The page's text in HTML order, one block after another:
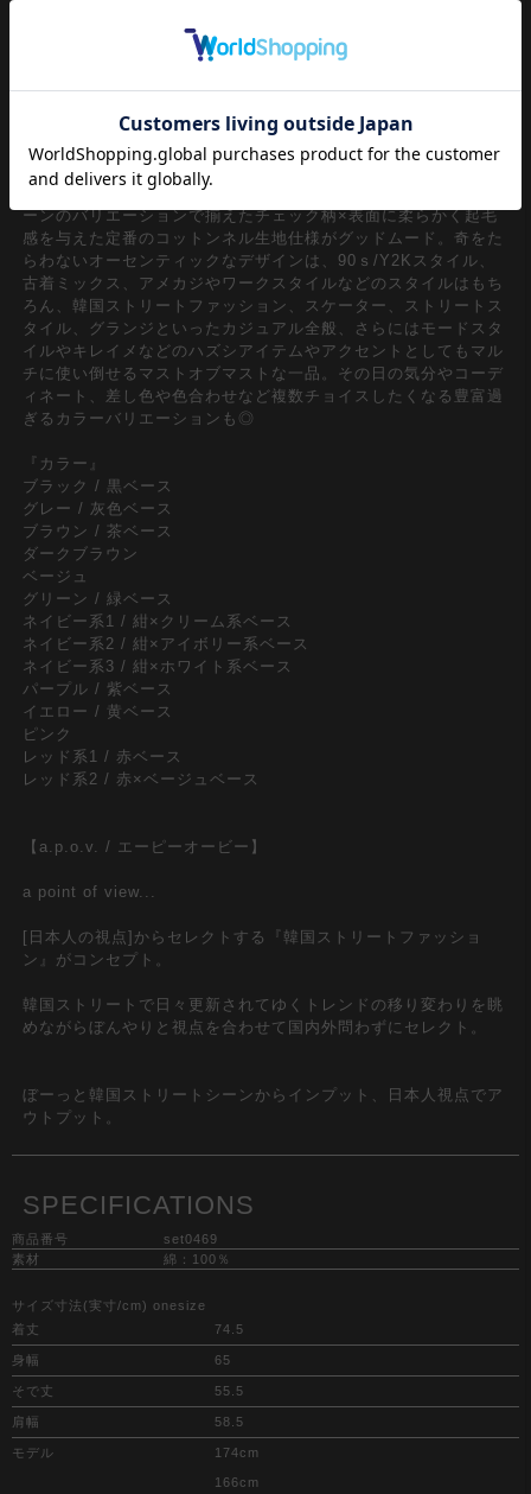
ウス。特に今期、90ｓ/Y2Kスタイル、古着ミックスなどのクラ
シックな雰囲気のトレンドからもレトロなイメージの『ネルシャ
【今】の空気感にドンピシャでメンズレディース問わずユニセッ
クスで着たい一枚。
クラシカルな空気感を奏でるどこか懐かしくも逆に今新鮮なパタ
ーンのバリエーションで揃えたチェック柄×表面に柔らかく起毛
感を与えた定番のコットンネル生地仕様がグッドムード。奇をた
らわないオーセンティックなデザインは、90ｓ/Y2Kスタイル、
古着ミックス、アメカジやワークスタイルなどのスタイルはもち
ろん、韓国ストリートファッション、スケーター、ストリートス
タイル、グランジといったカジュアル全般、さらにはモードスタ
イルやキレイメなどのハズシアイテムやアクセントとしてもマル
チに使い倒せるマストオブマストな一品。その日の気分やコーデ
ィネート、差し色や色合わせなど複数チョイスしたくなる豊富過
ぎるカラーバリエーションも◎
『カラー』
ブラック / 黒ベース
グレー / 灰色ベース
ブラウン / 茶ベース
ダークブラウン
ベージュ
グリーン / 緑ベース
ネイビー系1 / 紺×クリーム系ベース
ネイビー系2 / 紺×アイボリー系ベース
ネイビー系3 / 紺×ホワイト系ベース
パープル / 紫ベース
イエロー / 黄ベース
ピンク
レッド系1 / 赤ベース
レッド系2 / 赤×ベージュベース
【a.p.o.v. / エーピーオービー】
a point of view...
[日本人の視点]からセレクトする『韓国ストリートファッショ
ン』がコンセプト。
韓国ストリートで日々更新されてゆくトレンドの移り変わりを眺
めながらぼんやりと視点を合わせて国内外問わずにセレクト。
ぼーっと韓国ストリートシーンからインプット、日本人視点でア
ウトプット。
SPECIFICATIONS
商品番号
set0469
素材
綿：100％
サイズ寸法(実寸/cm) onesize
着丈
74.5
身幅 65
そで丈 55.5
肩幅 58.5
モデル 174cm
166cm